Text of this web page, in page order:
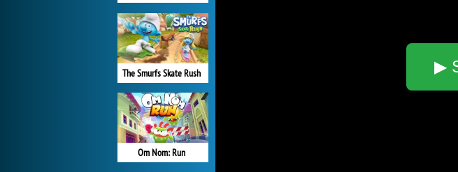
▶
The Smurfs Skate Rush
Om Nom: Run